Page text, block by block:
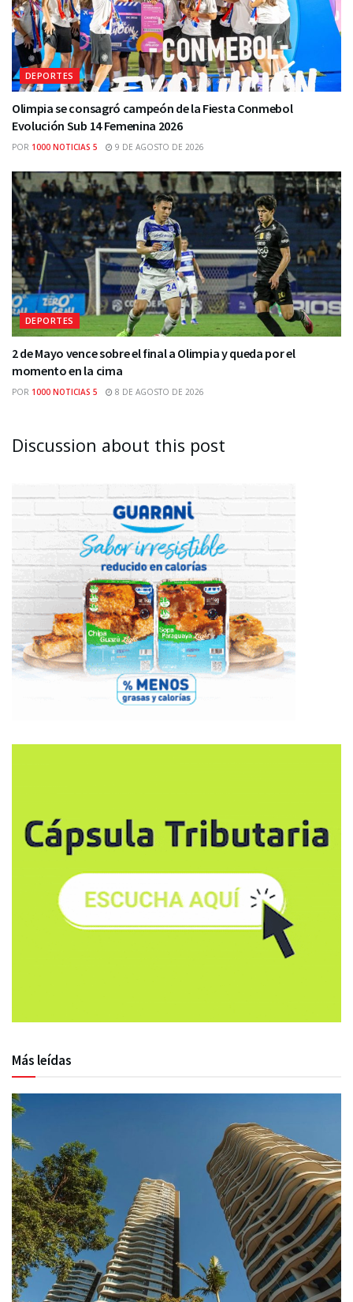
DEPORTES
Olimpia se consagró campeón de la Fiesta Conmebol
Evolución Sub 14 Femenina 2026
POR 1000 NOTICIAS 5 9 DE AGOSTO DE 2026
DEPORTES
2 de Mayo vence sobre el final a Olimpia y queda por el
momento en la cima
POR 1000 NOTICIAS 5 8 DE AGOSTO DE 2026
Discussion about this post
Más leídas